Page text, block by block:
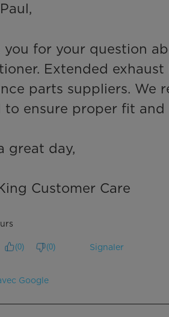
you for your question
Extended
parts suppliers. We
to ensure proper fit and
great day,
Customer Care
(0) (0) Signaler
Google